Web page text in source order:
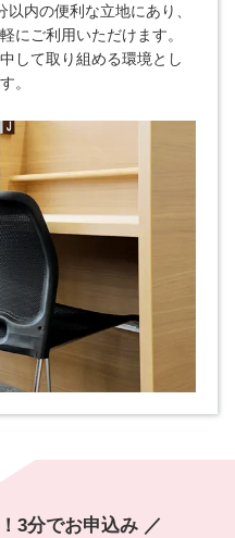
内の便利な立地にあり、
にご利用いただけます。
して取り組める環境とし
。
3分でお申込み ／